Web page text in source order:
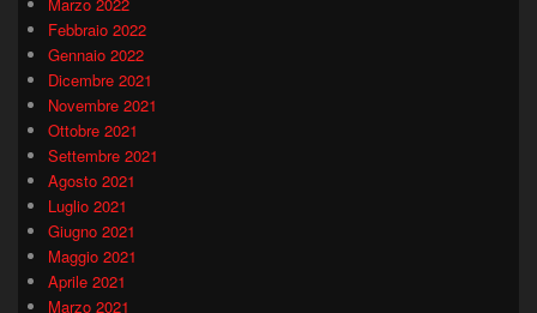
Febbraio 2022
Gennaio 2022
Dicembre 2021
Novembre 2021
Ottobre 2021
Settembre 2021
Agosto 2021
Luglio 2021
Giugno 2021
Maggio 2021
Aprile 2021
Marzo 2021